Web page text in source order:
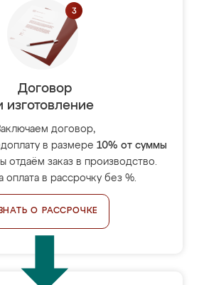
Договор
изготовление
договор,
в размере 10% от суммы
отдаём заказ в производство.
оплата в рассрочку без %.
О РАССРОЧКЕ